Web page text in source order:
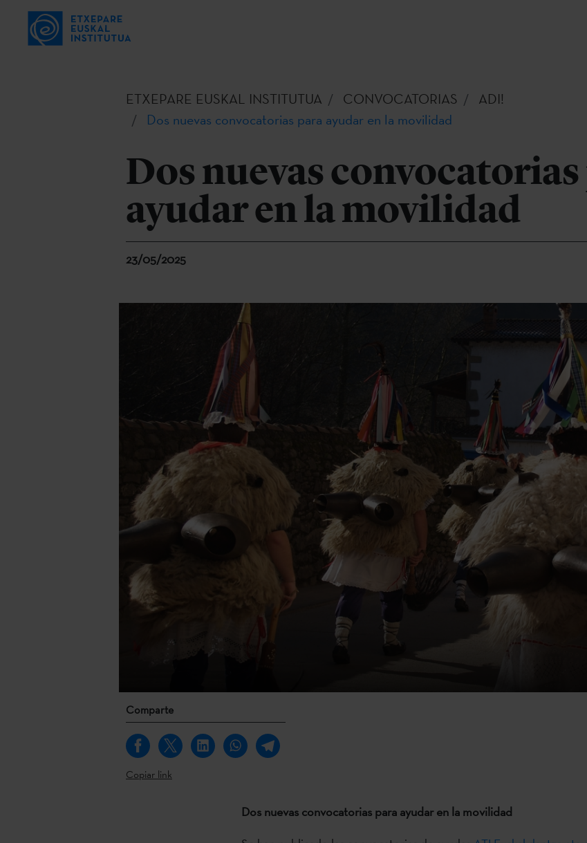
ETXEPARE EUSKAL INSTITUTUA CONVOCATORIAS
ADI!
Dos nuevas convocatorias para ayudar en la movilidad
Dos nuevas
ayudar en la movilidad
23/05/2025
Comparte
Copiar link
Dos nuevas convocatorias para ayudar en la movilidad